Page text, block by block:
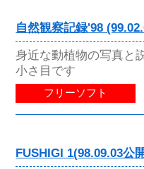
自然観察記録'98
身近な動植物の写真と
小さ目です
フリーソフト
FUSHIGI 1(98.09.03公